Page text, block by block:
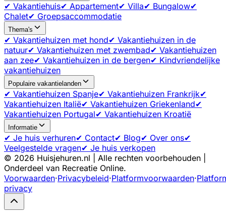
✔ Vakantiehuis✔ Appartement✔ Villa✔ Bungalow✔
Chalet✔ Groepsaccommodatie
Thema's
✔ Vakantiehuizen met hond✔ Vakantiehuizen in de
natuur✔ Vakantiehuizen met zwembad✔ Vakantiehuizen
aan zee✔ Vakantiehuizen in de bergen✔ Kindvriendelijke
vakantiehuizen
Populaire vakantielanden
✔ Vakantiehuizen Spanje✔ Vakantiehuizen Frankrijk✔
Vakantiehuizen Italië✔ Vakantiehuizen Griekenland✔
Vakantiehuizen Portugal✔ Vakantiehuizen Kroatië
Informatie
✔ Je huis verhuren✔ Contact✔ Blog✔ Over ons✔
Veelgestelde vragen✔ Je huis verkopen
© 2026 Huisjehuren.nl | Alle rechten voorbehouden |
Onderdeel van Recreatie Online.
Voorwaarden·Privacybeleid·Platformvoorwaarden·
privacy